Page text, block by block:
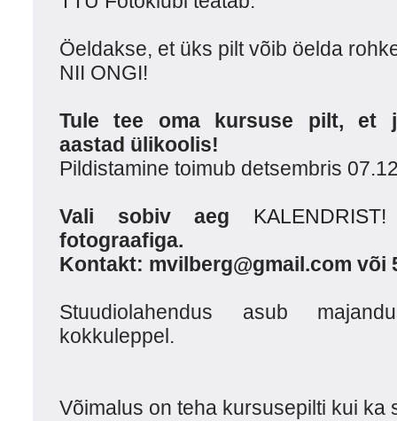
Öeldakse, et üks pilt võib öelda
NII ONGI!
Tule tee oma kursuse pilt, et
aastad ülikoolis!
Pildistamine toimub detsembris
Vali sobiv aeg KALENDRIST!
fotograafiga.
Kontakt: mvilberg@gmail.com või
Stuudiolahendus asub
kokkuleppel.
Võimalus on teha kursusepilti kui ka